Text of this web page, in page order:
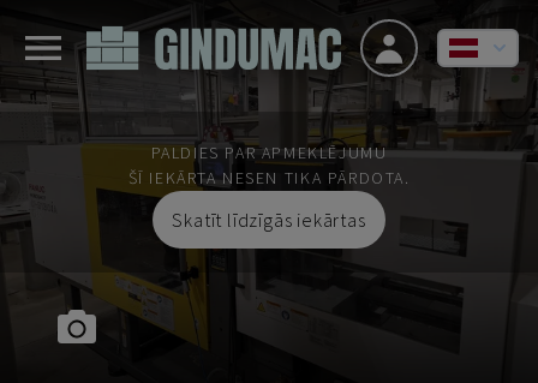
PALDIES PAR APMEKLĒJUMU
ŠĪ IEKĀRTA NESEN TIKA PĀRDOTA.
Skatīt līdzīgās iekārtas